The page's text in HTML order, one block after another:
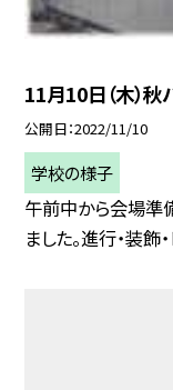
11月10日（木）秋
公開日 2022/11/10
学校の様子
午前中から会場準
ました。進行・装飾